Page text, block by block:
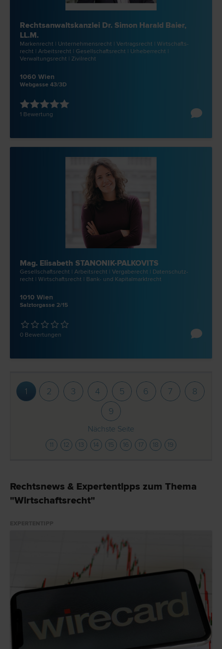
Rechtsanwaltskanzlei Dr. Simon Harald Baier,
LL.M.
Marken­recht | Unternehmens­recht | Vertrags­recht | Wirtschafts­
recht | Arbeits­recht | Gesellschafts­recht | Urheber­recht |
Verwaltungs­recht | Zivil­recht
1060 Wien
Webgasse 43/3D
1 Bewertung
Mag. Elisabeth STANONIK-PALKOVITS
Gesellschafts­recht | Arbeits­recht | Vergabe­recht | Datenschutz­
recht | Wirtschafts­recht | Bank- und Kapitalmarkt­recht
1010 Wien
Salztorgasse 2/15
0 Bewertungen
1 2 3 4 5 6 7
8
9
Nächste Seite
11 12 13 14 15 16 17 18 19
Rechtsnews & Expertentipps zum Thema
"Wirtschaftsrecht"